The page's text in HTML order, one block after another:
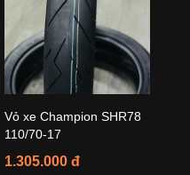
Vỏ xe Champion SHR78
110/70-17
1.305.000 đ